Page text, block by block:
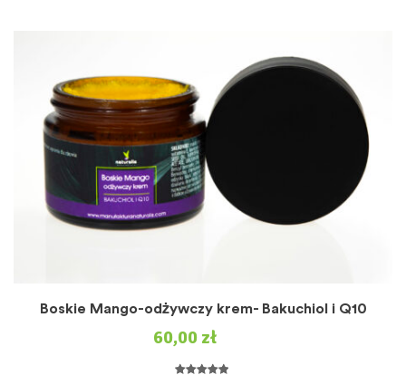
Boskie Mango-odżywczy krem- Bakuchiol i Q10
60,00 zł